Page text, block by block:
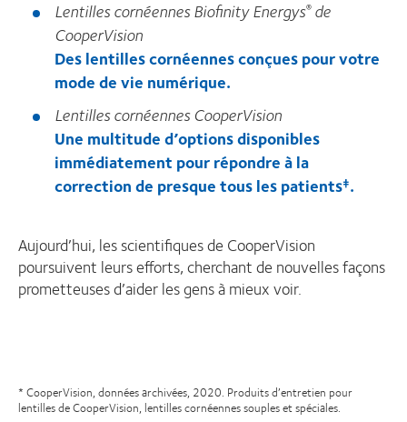
Lentilles cornéennes Biofinity Energys®de
CooperVision
Des lentilles cornéennes conçues pour votre
mode de vie numérique.
Lentilles cornéennes CooperVision
Une multitude d’options disponibles
immédiatement pour répondre à la
correction de presque tous les patients‡.
Aujourd’hui, les scientifiques de CooperVision
poursuivent leurs efforts, cherchant de nouvelles façons
prometteuses d’aider les gens à mieux voir.
* CooperVision, données archivées, 2020. Produits d’entretien pour
lentilles de CooperVision, lentilles cornéennes souples et spéciales.